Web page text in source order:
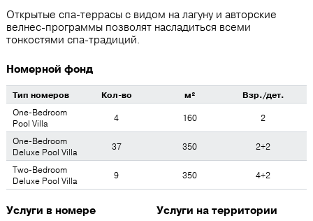
Открытые спа-террасы с видом на лагуну и авторские
велнес-программы позволят насладиться всеми
тонкостями спа-традиций.
Номерной фонд
Тип номеров Кол-во м²
Взр./дет.
One-Bedroom
Pool Villa
4 160 2
One-Bedroom
Deluxe Pool Villa
37 350 2+2
Two-Bedroom
Deluxe Pool Villa
9 350 4+2
Услуги в номере
Услуги на территории